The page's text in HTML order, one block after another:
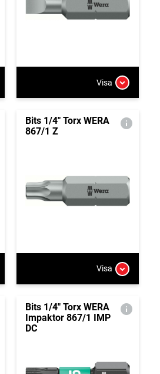
Visa
Bits 1/4" Torx WERA
867/1 Z
Visa
Bits 1/4" Torx WERA
Impaktor 867/1 IMP
DC